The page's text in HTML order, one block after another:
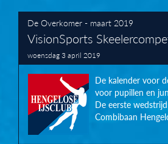
De Overkomer - maart 2019
VisionSports
woensdag 3 april 2019
De kalender voor
voor pupillen en
De eerste
Combibaan